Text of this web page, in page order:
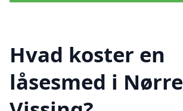
Hvad koster en
låsesmed i Nørre